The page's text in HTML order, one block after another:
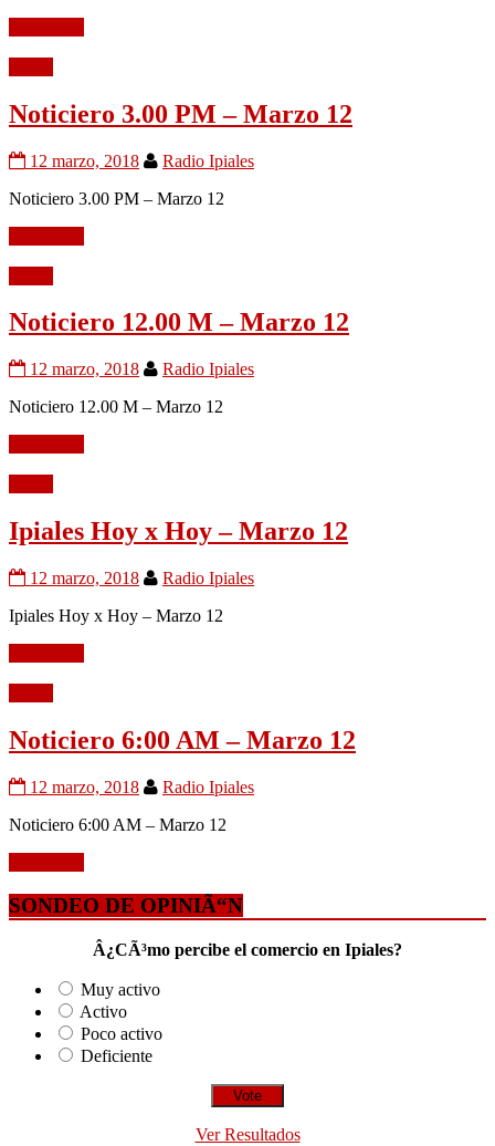
Noticiero 3.00 PM – Marzo 12
12 marzo, 2018
Radio Ipiales
Noticiero 3.00 PM – Marzo 12
Noticiero 12.00 M – Marzo 12
12 marzo, 2018
Radio Ipiales
Noticiero 12.00 M – Marzo 12
Ipiales Hoy x Hoy – Marzo 12
12 marzo, 2018
Radio Ipiales
Ipiales Hoy x Hoy – Marzo 12
Noticiero 6:00 AM – Marzo 12
12 marzo, 2018
Radio Ipiales
Noticiero 6:00 AM – Marzo 12
SONDEO DE OPINIÃ“N
Â¿CÃ³mo percibe el comercio en Ipiales?
Muy activo
Activo
Poco activo
Deficiente
Ver Resultados